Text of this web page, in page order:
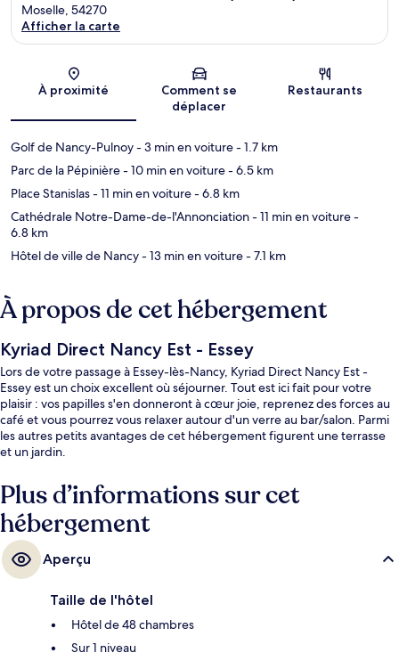
Moselle, 54270
Afficher la carte
À proximité
Comment se
déplacer
Restaurants
Golf de Nancy-Pulnoy- 3 min en voiture- 1.7 km
Parc de la Pépinière- 10 min en voiture- 6.5 km
Place Stanislas- 11 min en voiture- 6.8 km
Cathédrale Notre-Dame-de-l'Annonciation- 11 min en voiture-
6.8 km
Hôtel de ville de Nancy- 13 min en voiture- 7.1 km
À propos de cet hébergement
Kyriad Direct Nancy Est - Essey
Lors de votre passage à Essey-lès-Nancy, Kyriad Direct Nancy Est -
Essey est un choix excellent où séjourner. Tout est ici fait pour votre
plaisir : vos papilles s'en donneront à cœur joie, reprenez des forces au
café et vous pourrez vous relaxer autour d'un verre au bar/salon. Parmi
les autres petits avantages de cet hébergement figurent une terrasse
et un jardin.
Plus d’informations sur cet
hébergement
Aperçu
Taille de l'hôtel
Hôtel de 48 chambres
Sur 1 niveau